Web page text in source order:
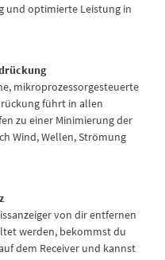
und optimierte Leistung in
mikroprozessorgesteuerte
führt in allen
zu einer Minimierung der
Wind, Wellen, Strömung
von dir entfernen
werden, bekommst du
dem Receiver und kannst